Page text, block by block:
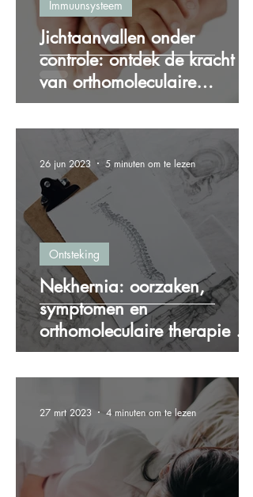
Jichtaanvallen onder
controle: ontdek de kracht
van orthomoleculaire
therapie bij jicht
Immuunsysteem
Nekhernia: oorzaken,
symptomen en
orthomoleculaire therapie als
oplossing
Ontsteking
26 jun 2023 5 minuten om te lezen
27 mrt 2023 4 minuten om te lezen